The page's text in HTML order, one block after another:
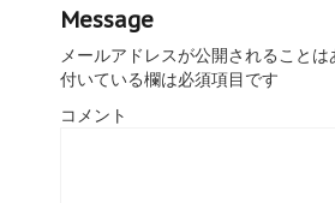
Message
メールアドレスが公開されることは
付いている欄は必須項目です
コメント